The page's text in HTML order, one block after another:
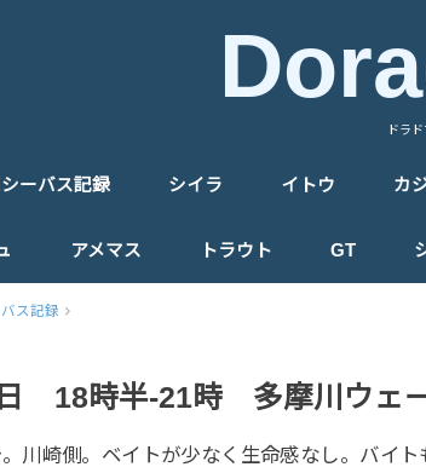
ドラ
ーバス記録 シイラ イトウ カ
アメマス トラウト GT
ス記録
18時半-21時 多摩川ウェ
川崎側。ベイトが少なく生命感なし。バイ